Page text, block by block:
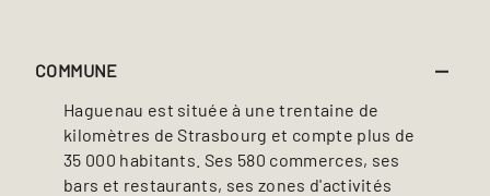
COMMUNE
Haguenau est située à une trentaine de
kilomètres de Strasbourg et compte plus de
35 000 habitants. Ses 580 commerces, ses
bars et restaurants, ses zones d'activités